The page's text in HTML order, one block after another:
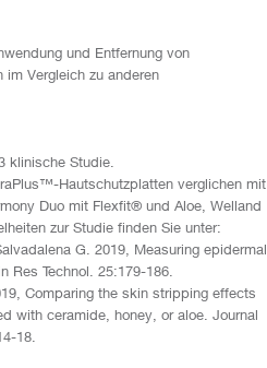
und Entfernung von
Vergleich zu anderen
klinische Studie.
Hautschutzplatten verglichen mit
Duo mit Flexfit® und Aloe, Welland
zur Studie finden Sie unter:
G. 2019, Measuring epidermal
Technol. 25:179-186.
Comparing the skin stripping effects
with ceramide, honey, or aloe. Journal
18.